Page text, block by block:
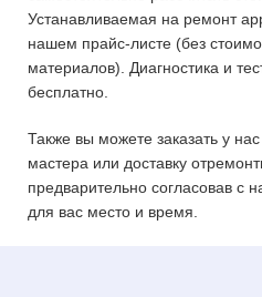
Устанавливаемая на ремонт
нашем прайс-листе (без
материалов). Диагностика и
бесплатно.
Также вы можете заказать у
мастера или доставку
предварительно согласовав
для вас место и время.